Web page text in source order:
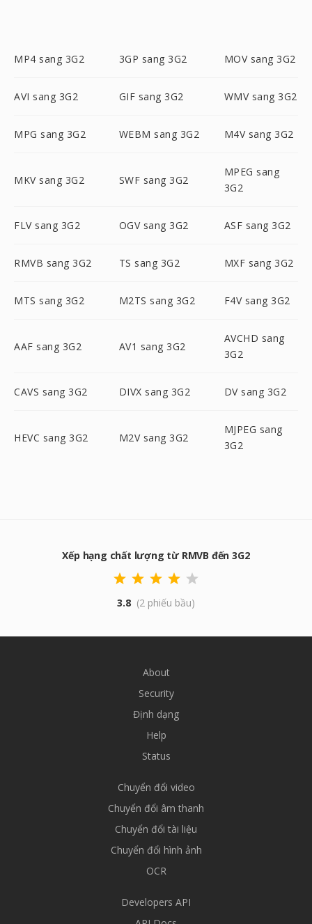
MP4 sang 3G2 3GP sang 3G2 MOV sang 3G2
AVI sang 3G2 GIF sang 3G2 WMV sang 3G2
MPG sang 3G2 WEBM sang 3G2 M4V sang 3G2
MKV sang 3G2 SWF sang 3G2
MPEG sang
3G2
FLV sang 3G2 OGV sang 3G2 ASF sang 3G2
RMVB sang 3G2 TS sang 3G2 MXF sang 3G2
MTS sang 3G2 M2TS sang 3G2 F4V sang 3G2
AAF sang 3G2 AV1 sang 3G2
AVCHD sang
3G2
CAVS sang 3G2 DIVX sang 3G2 DV sang 3G2
HEVC sang 3G2 M2V sang 3G2
MJPEG sang
3G2
Xếp hạng chất lượng từ RMVB đến 3G2
3.8 (2 phiếu bầu)
About
Security
Định dạng
Help
Status
Chuyển đổi video
Chuyển đổi âm thanh
Chuyển đổi tài liệu
Chuyển đổi hình ảnh
OCR
Developers API